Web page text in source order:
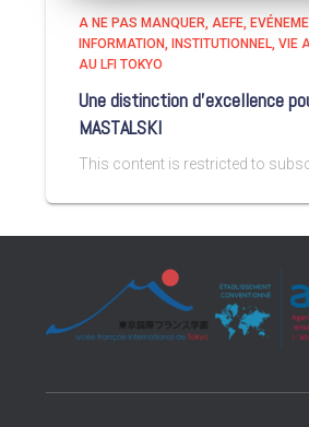
A NE PAS MANQUER AEFE
INFORMATION
INSTITUTIONNEL VIE
AU LFI TOKYO
Une distinction d’excellence
MASTALSKI
This content is restricted to